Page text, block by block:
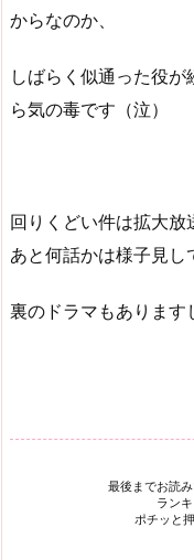
からなのか、
しばらく似通った役
ら気の毒です（泣）
回りくどい件は拡大放
あと何話かは様子見し
裏のドラマもあります
最後までお読
ラン
ポチッと